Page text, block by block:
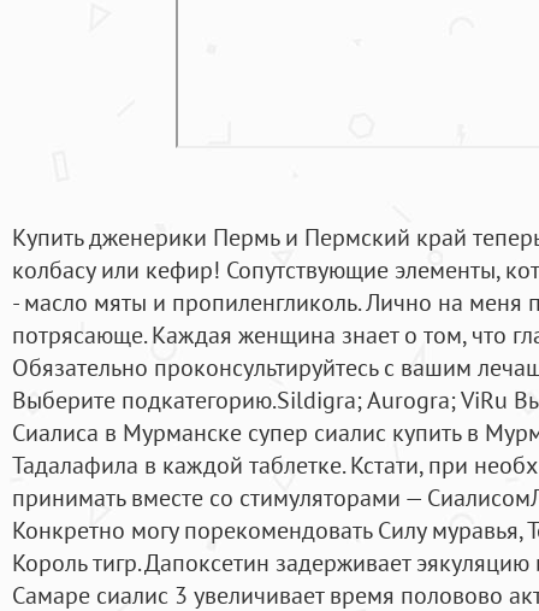
Купить дженерики Пермь и Пермский край
колбасу или кефир! Сопутствующие элементы,
- масло мяты и пропиленгликоль. Лично на меня
потрясающе. Каждая женщина знает о том, что
Обязательно проконсультируйтесь с вашим
Выберите подкатегорию.Sildigra; Aurogra; ViRu
Сиалиса в Мурманске супер сиалис купить в
Тадалафила в каждой таблетке. Кстати, при
принимать вместе со стимуляторами —
Конкретно могу порекомендовать Силу муравья,
Король тигр. Дапоксетин задерживает эякуляцию
Самаре сиалис 3 увеличивает время половово